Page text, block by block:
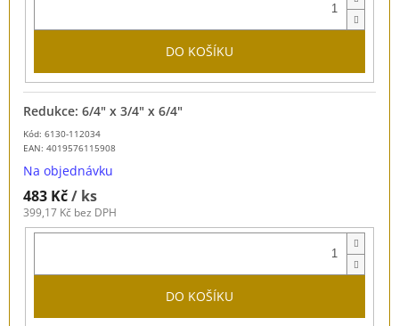
DO KOŠÍKU
Kód: 6130-112034
EAN: 4019576115908
Redukce: 6/4" x 3/4" x 6/4"
Na objednávku
483 Kč/ ks
399,17 Kč bez DPH
DO KOŠÍKU